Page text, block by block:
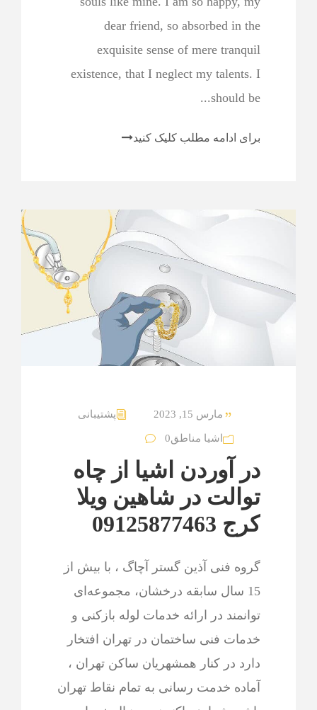
dear friend, so absorbed in the
exquisite sense of mere tranquil
existence, that I neglect my talents. I
should be...
برای ادامه مطلب کلیک کنید
مارس 15, 2023 پشتیبانی
اشیا مناطق0
در آوردن اشیا از چاه
توالت در شاهین ویلا
کرج 09125877463
گروه فنی آذین گستر آچاگ ، با بیش از
15 سال سابقه درخشان، مجموعه‌ای
توانمند در ارائه خدمات لوله بازکنی و
خدمات فنی ساختمان در تهران افتخار
دارد در کنار همشهریان ساکن تهران ،
آماده خدمت رسانی به تمام نقاط تهران